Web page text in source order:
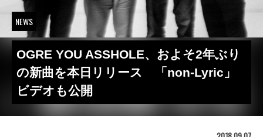
NEWS
OGRE YOU ASSHOLE、およそ2年ぶり
の新曲を本日リリース 「non-Lyric」
ビデオも公開